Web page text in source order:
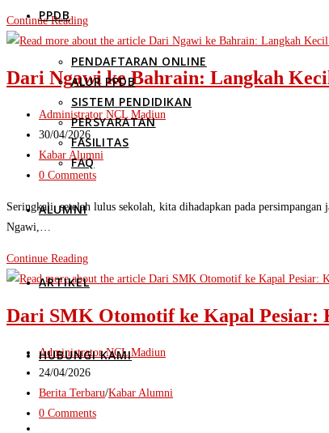
PPDB
PENDAFTARAN ONLINE
ALUR PPDB
SISTEM PENDIDIKAN
PERSYARATAN
FASILITAS
FAQ
ALUMNI
ARTIKEL
HUBUNGI KAMI
Continue ReadingDari
Buruh
Pabrik
ke
Hotel
Bintang
5
di
Bali:
Kisah
Pitaloka
Lewat
Madiun.!
Dari Ngawi ke Bahrain: Langkah
Post
author:
Administrator NCL Madiun
Post
published:
30/04/2026
Post
category:
Kabar Alumni
Post
0 Comments
Seringkali, setelah lulus sekolah, kita dihadapkan pada
Ngawi,…
Continue ReadingDari
Ngawi
Bahrain:
Kecil
yang
Membawa
Chintami
Dari SMK Otomotif ke Kapal Pesiar:
Post
author:
Administrator NCL Madiun
Post
published:
24/04/2026
Post
category:
Berita Terbaru/Kabar Alumni
Post
0 Comments